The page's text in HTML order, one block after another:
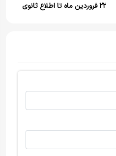
۲۲ فروردین ماه تا اطلاع ثانوی